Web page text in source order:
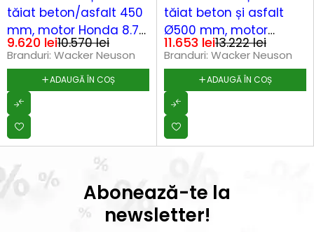
tăiat beton/asfalt 450
mm, motor Honda 8.7
kW 4T
10.570lei
9.620 lei
Branduri: Wacker Neuson
ADAUGĂ ÎN COȘ
tăiat beton și asfalt
Ø500 mm, motor
Honda 8.7 kW 4T
13.222lei
11.653 lei
Branduri: Wacker Neuson
ADAUGĂ ÎN COȘ
Abonează-te la
newsletter!